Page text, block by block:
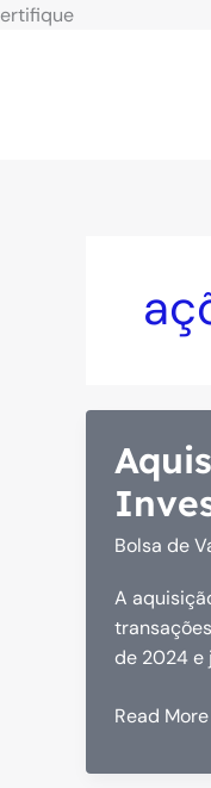
ertifiqueIr
Bolsa de
A
de 2024 e
Aquisição
CSN:
Read More